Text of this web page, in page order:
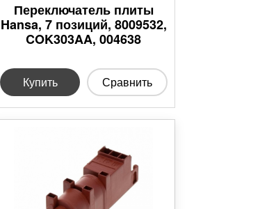
Переключатель плиты
Hansa, 7 позиций, 8009532,
COK303AA, 004638
Купить Сравнить